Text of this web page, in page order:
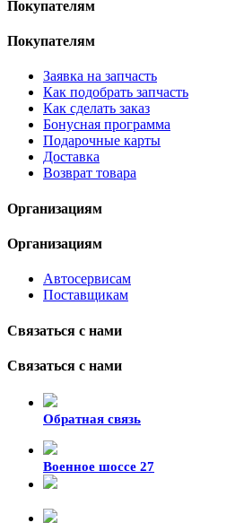
Покупателям
Покупателям
Заявка на запчасть
Как подобрать запчасть
Как сделать заказ
Бонусная программа
Подарочные карты
Доставка
Возврат товара
Организациям
Организациям
Автосервисам
Поставщикам
Связаться с нами
Связаться с нами
Обратная связь
Военное шоссе 27